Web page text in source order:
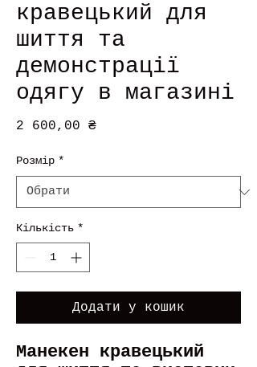
кравецький для
шиття та
демонстрації
одягу в магазині
2 600,00 ₴Ціна
Розмір *
Кількість *
Додати у кошик
Манекен кравецький